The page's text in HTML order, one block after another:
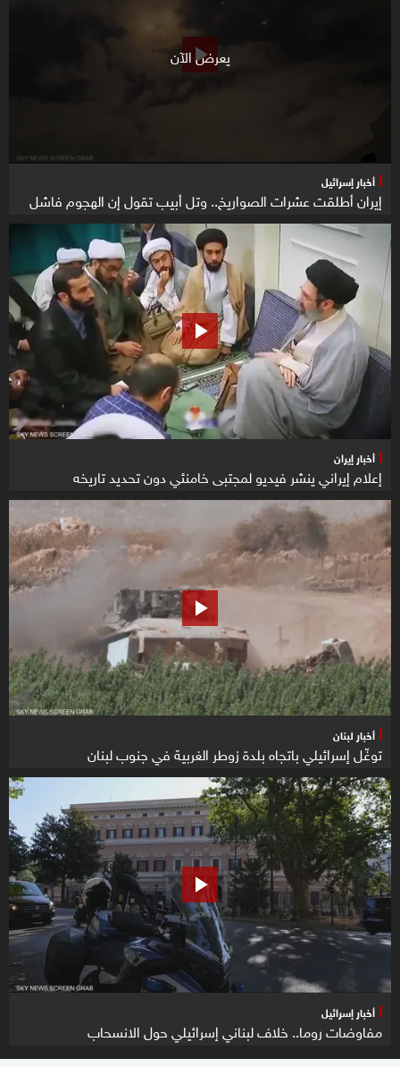
يعرض الآن
أخبار إسرائيل
إيران أطلقت عشرات الصواريخ.. وتل أبيب تقول إن الهجوم فاشل
أخبار إيران
إعلام إيراني ينشر فيديو لمجتبى خامنئي دون تحديد تاريخه
أخبار لبنان
توغّل إسرائيلي باتجاه بلدة زوطر الغربية في جنوب لبنان
أخبار إسرائيل
مفاوضات روما.. خلاف لبناني إسرائيلي حول الانسحاب